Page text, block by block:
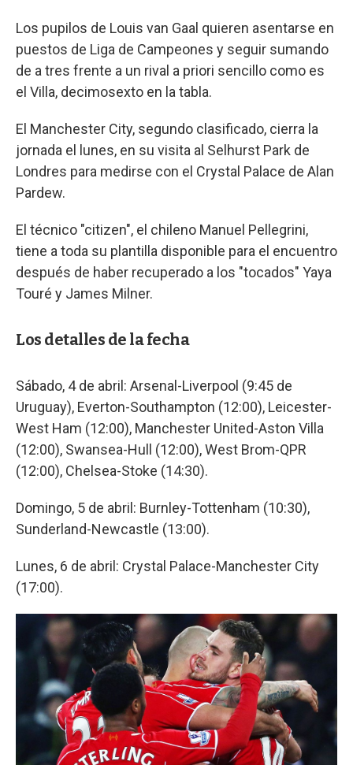
Los pupilos de Louis van Gaal quieren asentarse en
puestos de Liga de Campeones y seguir sumando
de a tres frente a un rival a priori sencillo como es
el Villa, decimosexto en la tabla.
El Manchester City, segundo clasificado, cierra la
jornada el lunes, en su visita al Selhurst Park de
Londres para medirse con el Crystal Palace de Alan
Pardew.
El técnico "citizen", el chileno Manuel Pellegrini,
tiene a toda su plantilla disponible para el encuentro
después de haber recuperado a los "tocados" Yaya
Touré y James Milner.
Los detalles de la fecha
Sábado, 4 de abril: Arsenal-Liverpool (9:45 de
Uruguay), Everton-Southampton (12:00), Leicester-
West Ham (12:00), Manchester United-Aston Villa
(12:00), Swansea-Hull (12:00), West Brom-QPR
(12:00), Chelsea-Stoke (14:30).
Domingo, 5 de abril: Burnley-Tottenham (10:30),
Sunderland-Newcastle (13:00).
Lunes, 6 de abril: Crystal Palace-Manchester City
(17:00).